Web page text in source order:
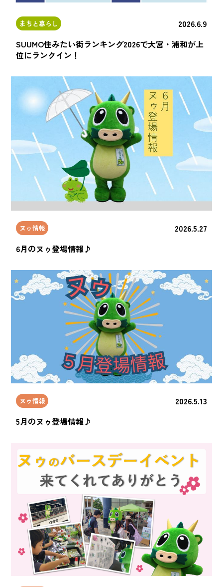
まちと暮らし
2026.6.9
SUUMO住みたい街ランキング2026で大宮・浦和が上
位にランクイン！
ヌゥ情報
2026.5.27
6月のヌゥ登場情報♪
ヌゥ情報
2026.5.13
5月のヌゥ登場情報♪